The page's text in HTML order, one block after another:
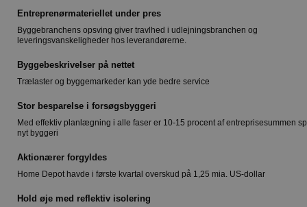
Entreprenørmateriellet under pres
Byggebranchens opsving giver travlhed i udlejningsbranchen og
leveringsvanskeligheder hos leverandørerne.
Byggebeskrivelser på nettet
Trælaster og byggemarkeder kan yde bedre service
Stor besparelse i forsøgsbyggeri
Med effektiv planlægning i alle faser er 10-15 procent af entreprisesummen
nyt byggeri
Aktionærer forgyldes
Home Depot havde i første kvartal overskud på 1,25 mia. US-dollar
Hold øje med reflektiv isolering